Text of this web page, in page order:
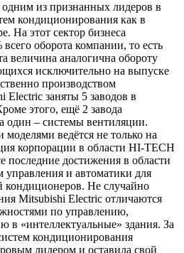
одним из признанных лидеров в
кондиционирования как в
На этот сектор бизнеса
оборота компании, то есть
величина аналогична обороту
исключительно на выпуске
производством
Electric заняты 5 заводов в
этого, ещё 2 завода
один – системы вентиляции.
ведётся не только на
корпорации в области HI-TECH
последние достижения в области
управления и автоматики для
кондиционеров. Не случайно
Mitsubishi Electric отличаются
по управлению,
в «интеллектуальные» здания. За
кондиционирования
лидером и оставила свой